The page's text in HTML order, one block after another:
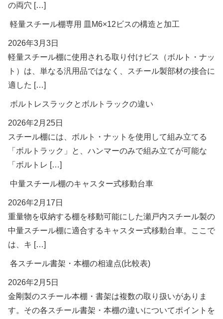
の両穴 […]
軽量スチール棚専用 皿M6×12ビスの構造と加工
2026年3月3日
軽量スチール棚に使用される取り付けビス（ボルト・ナッ
ト）は、単なる汎用品ではなく、スチール製部材の接合に
適した […]
ボルトレスラックとボルトラックの違い
2026年2月25日
スチール棚には、ボルト・ナットを使用して組み立てる
「ボルトラック」と、ハンマーのみで組み立てが可能な
「ボルトレ […]
中量スチール棚のキャスター式移動台車
2026年2月17日
重量物を収納する棚を移動可能にした瀬戸内スチール製の
中量スチール棚に適合するキャスター式移動台車。ここで
は、キ […]
各スチール書架・本棚の相違点(比較表)
2026年2月5日
金剛製のスチール本棚・書架は複数の取り扱いがありま
す。その各スチール書架・本棚の違いについてポイントを